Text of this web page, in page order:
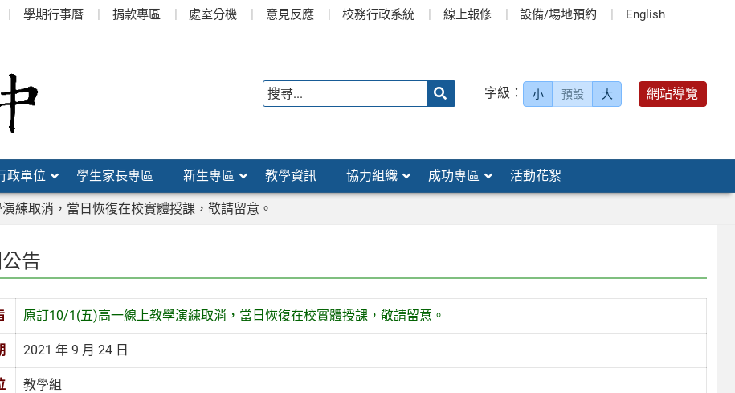
學期行事曆 捐款專區 處室分機 意見反應 校務行政系統 線上報修 設備/場地預約 English
字級： 小 預設 大 網站導覽
政單位 學生家長專區 新生專區 教學資訊 協力組織 成功專區 活動花絮
練取消，當日恢復在校實體授課，敬請留意。
告
原訂10/1(五)高一線上教學演練取消，當日恢復在校實體授課，敬請留意。
2021 年 9 月 24 日
教學組